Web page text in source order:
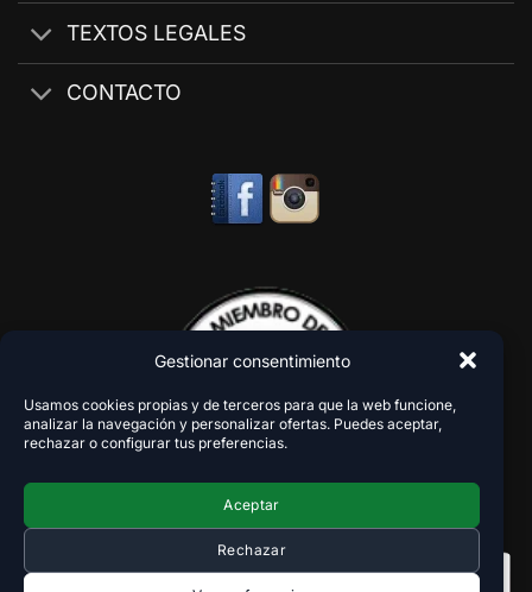
Gestionar consentimiento
Usamos cookies propias y de terceros para que la web funcione,
analizar la navegación y personalizar ofertas. Puedes aceptar,
rechazar o configurar tus preferencias.
Aceptar
Rechazar
TEXTOS LEGALES
CONTACTO